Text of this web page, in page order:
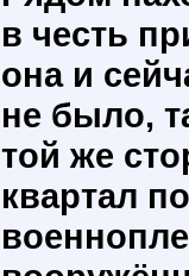
в честь
она и
не было,
той же
квартал